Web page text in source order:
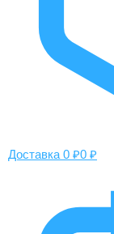
Доставка 0 ₽0 ₽